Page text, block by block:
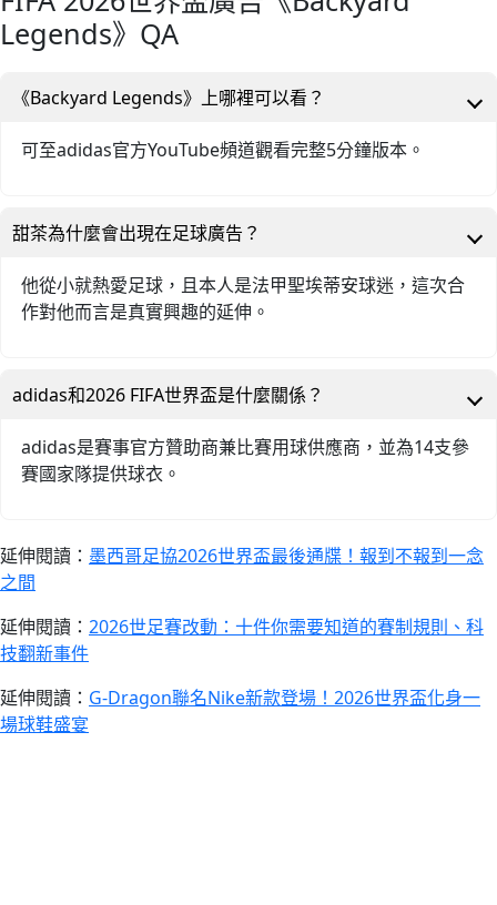
Legends》QA
《Backyard Legends》上哪裡可以看？
可至adidas官方YouTube頻道觀看完整5分鐘版本。
甜茶為什麼會出現在足球廣告？
他從小就熱愛足球，且本人是法甲聖埃蒂安球迷，這次合
作對他而言是真實興趣的延伸。
adidas和2026 FIFA世界盃是什麼關係？
adidas是賽事官方贊助商兼比賽用球供應商，並為14支參
賽國家隊提供球衣。
延伸閱讀： 墨西哥足協2026世界盃最後通牒！報到不報到一念
之間
延伸閱讀： 2026世足賽改動：十件你需要知道的賽制規則、科
技翻新事件
延伸閱讀： G-Dragon聯名Nike新款登場！2026世界盃化身一
場球鞋盛宴